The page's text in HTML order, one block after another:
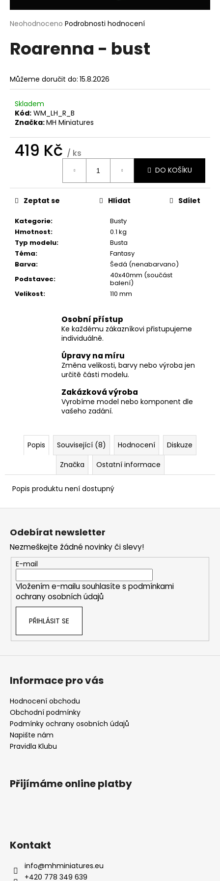
Průměrné
produktu
je
5
hvězdiček.
Neohodnoceno Podrobnosti hodnocení
Roarenna - bust
Můžeme doručit do: 15.8.2026
Skladem
Kód: WM_LH_R_B
Značka:MH Miniatures
419 Kč / ks
DO KOŠÍKU
Kategorie:
Busty
Hmotnost:
0.1 kg
Typ modelu:
Busta
Téma:
Fantasy
Barva:
Šedá (nenabarvano)
Podstavec:
40x40mm (součást
balení)
Velikost: 110 mm
Zeptat se Hlídat Sdílet
Osobní přístup
Ke každému zákazníkovi přistupujeme
individuálně.
Úpravy na míru
Změna velikosti, barvy nebo výroba jen
určitě části modelu.
Zakázková výroba
Vyrobíme model nebo komponent dle
vašeho zadání.
Popis Související (8) Hodnocení
Diskuze
Značka
Ostatní informace
Popis produktu není dostupný
a
j
t
D
o
č
u
e
m
e
Z
Odebírat newsletter
Nezmeškejte žádné novinky či slevy!
E-mail
Vložením e-mailu souhlasíte s podmínkami
ochrany osobních údajů
PŘIHLÁSIT SE
Informace pro vás
Hodnocení obchodu
Obchodní podmínky
Podmínky ochrany osobních údajů
Napište nám
Pravidla Klubu
Přijímáme online platby
Kontakt
info@mhminiatures.eu
+420 778 349 639